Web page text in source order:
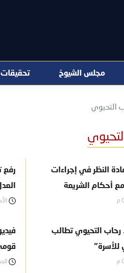
مجلس الشيوخ تحقيقات
التحيوي
النظر في إجراءات
مع أحكام الشريعة
رفع
الأحد 12/
التحيوي تطالب
للأسرة"
الجمعة